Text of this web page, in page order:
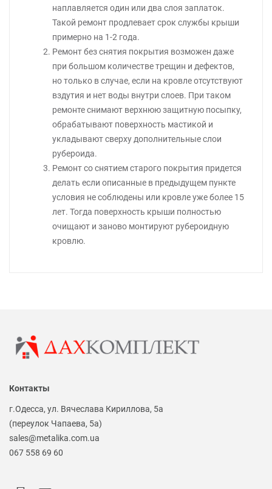
наплавляется один или два слоя заплаток.
Такой ремонт продлевает срок службы крыши
примерно на 1-2 года.
Ремонт без снятия покрытия возможен даже
при большом количестве трещин и дефектов,
но только в случае, если на кровле отсутствуют
вздутия и нет воды внутри слоев. При таком
ремонте снимают верхнюю защитную посыпку,
обрабатывают поверхность мастикой и
укладывают сверху дополнительные слои
рубероида.
Ремонт со снятием старого покрытия придется
делать если описанные в предыдущем пункте
условия не соблюдены или кровле уже более 15
лет. Тогда поверхность крыши полностью
очищают и заново монтируют рубероидную
кровлю.
Контакты
г.Одесса, ул. Вячеслава Кириллова, 5а
(переулок Чапаева, 5а)
sales@metalika.com.ua
067 558 69 60